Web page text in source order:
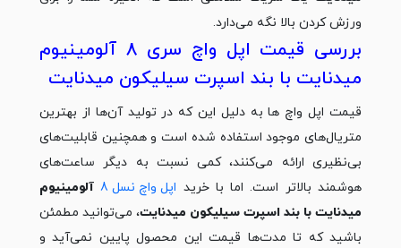
ورزش کردن بالا نگه می‌دارد.
بررسی قیمت اپل واچ سری 8 آلومینیوم
میدنایت با بند اسپرت سیلیکون میدنایت
قیمت اپل واچ‌ ها به دلیل این که در تولید آن‌ها از بهترین
متریال‌های موجود استفاده شده است و همچنین قابلیت‌های
بی‌نظیری ارائه می‌کنند، کمی نسبت به دیگر ساعت‌های
هوشمند بالاتر است. اما با خرید اپل واچ نسل 8
آلومینیوم
میدنایت با بند اسپرت سیلیکون میدنایت، می‌توانید مطمئن
باشید که تا مدت‌ها قیمت این محصول پایین نمی‌آید و